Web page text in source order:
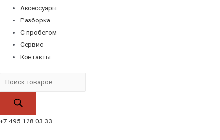
Аксессуары
Разборка
С пробегом
Сервис
Контакты
товаров
+7 495 128 03 33